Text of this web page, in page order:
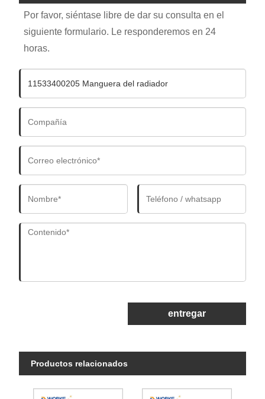
Por favor, siéntase libre de dar su consulta en el
siguiente formulario. Le responderemos en 24
horas.
entregar
Productos relacionados